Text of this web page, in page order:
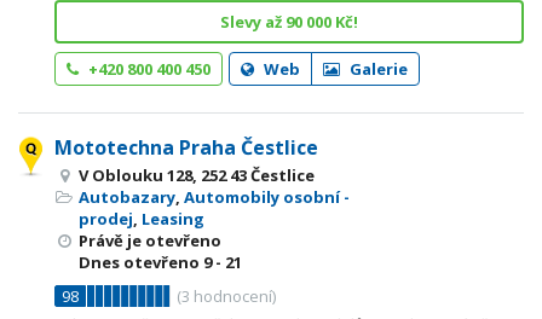
Slevy až 90 000 Kč!
+420 800 400 450 Web Galerie
Mototechna Praha Čestlice
V Oblouku 128, 252 43 Čestlice
Autobazary, Automobily osobní -
prodej, Leasing
Právě je otevřeno
Dnes otevřeno 9 - 21
98
(3 hodnocení)